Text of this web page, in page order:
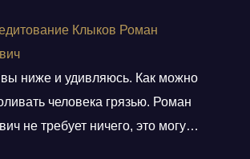
больше
отказалась. Мы сделали
приглашением представителей
просчета конструктива,
сварки и др.),
с результатами с
Клыков Роман
ниже и удивляюсь. Как можно
человека грязью. Роман
не требует ничего, это могу